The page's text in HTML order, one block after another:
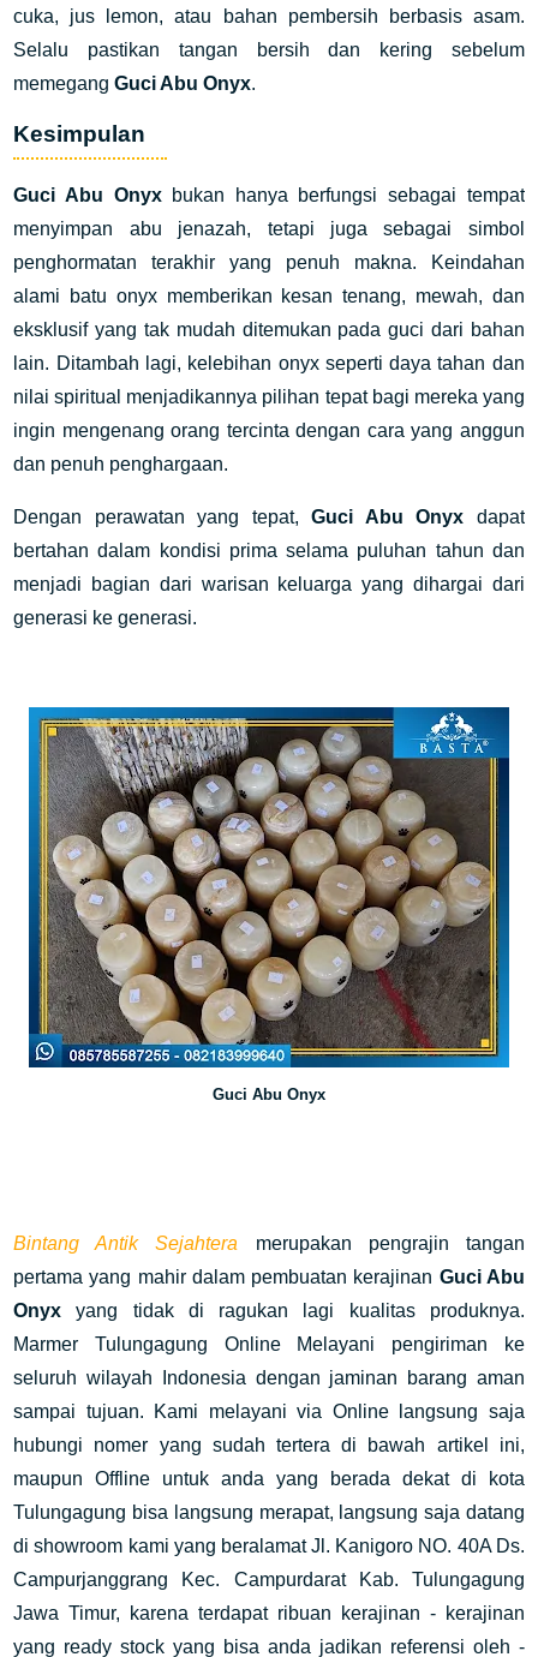
cuka, jus lemon, atau bahan pembersih berbasis asam.
Selalu pastikan tangan bersih dan kering sebelum
memegangGuci Abu Onyx.
Kesimpulan
Guci Abu Onyxbukan hanya berfungsi sebagai tempat
menyimpan abu jenazah, tetapi juga sebagai simbol
penghormatan terakhir yang penuh makna. Keindahan
alami batu onyx memberikan kesan tenang, mewah, dan
eksklusif yang tak mudah ditemukan pada guci dari bahan
lain. Ditambah lagi, kelebihan onyx seperti daya tahan dan
nilai spiritual menjadikannya pilihan tepat bagi mereka yang
ingin mengenang orang tercinta dengan cara yang anggun
dan penuh penghargaan.
Dengan perawatan yang tepat,Guci Abu Onyx dapat
bertahan dalam kondisi prima selama puluhan tahun dan
menjadi bagian dari warisan keluarga yang dihargai dari
generasi ke generasi.
Guci Abu Onyx
Bintang Antik Sejahtera merupakan pengrajin tangan
pertama yang mahir dalam pembuatan kerajinan Guci Abu
Onyx yang tidak di ragukan lagi kualitas produknya.
Marmer Tulungagung Online Melayani pengiriman ke
seluruh wilayah Indonesia dengan jaminan barang aman
sampai tujuan. Kami melayani via Online langsung saja
hubungi nomer yang sudah tertera di bawah artikel ini,
maupun Offline untuk anda yang berada dekat di kota
Tulungagung bisa langsung merapat, langsung saja datang
di showroom kami yang beralamat Jl. Kanigoro NO. 40A Ds.
Campurjanggrang Kec. Campurdarat Kab. Tulungagung
Jawa Timur, karena terdapat ribuan kerajinan - kerajinan
yang ready stock yang bisa anda jadikan referensi oleh -